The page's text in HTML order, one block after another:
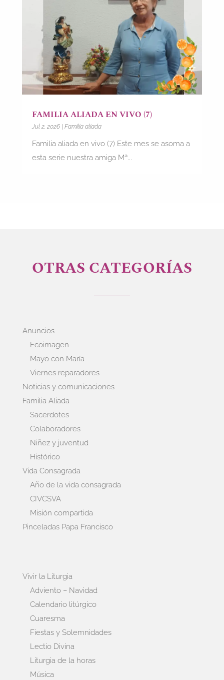
FAMILIA ALIADA EN VIVO (7)
Jul 2, 2026| Familia aliada
Familia aliada en vivo (7) Este mes se asoma a
esta serie nuestra amiga Mª...
OTRAS CATEGORÍAS
Anuncios
Ecoimagen
Mayo con María
Viernes reparadores
Noticias y comunicaciones
Familia Aliada
Sacerdotes
Colaboradores
Niñez y juventud
Histórico
Vida Consagrada
Año de la vida consagrada
CIVCSVA
Misión compartida
Pinceladas Papa Francisco
Vivir la Liturgia
Adviento – Navidad
Calendario litúrgico
Cuaresma
Fiestas y Solemnidades
Lectio Divina
Liturgia de la horas
Música